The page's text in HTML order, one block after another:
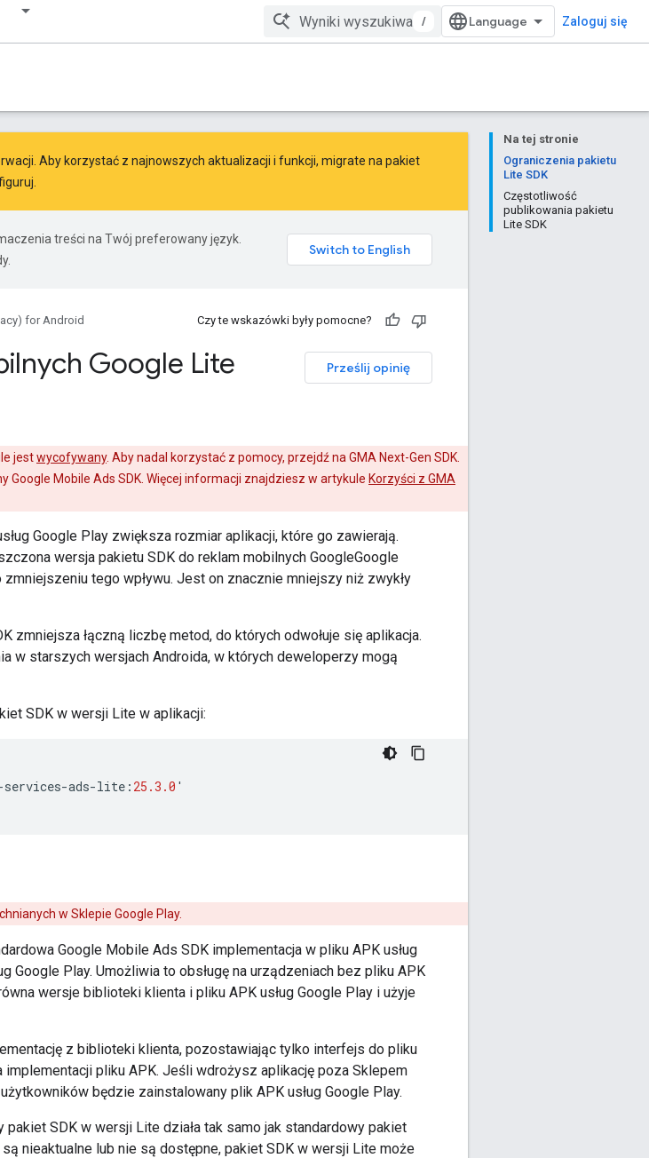
/ Zaloguj się
Na tej stronie
Ograniczenia pakietu
Lite SDK
Częstotliwość
publikowania pakietu
Lite SDK
Aby korzystać z najnowszych aktualizacji i funkcji, migrate na pakiet
treści na Twój preferowany język.
for Android Czy te wskazówki były pomocne?
Prześlij opinię
Google Lite
jestwycofywany. Aby nadal korzystać z pomocy, przejdź na GMA Next-Gen SDK
Google Mobile Ads SDK . Więcej informacji znajdziesz w artykule Korzyści z GMA
Google Play zwiększa rozmiar aplikacji, które go zawierają.
wersja pakietu SDK do reklam mobilnych GoogleGoogle
tego wpływu. Jest on znacznie mniejszy niż zwykły
zmniejsza łączną liczbę metod, do których odwołuje się aplikacja.
w starszych wersjach Androida, w których deweloperzy mogą
SDK w wersji Lite w aplikacji:
services-ads-lite : 25.3.0 '
w Sklepie Google Play.
Google Mobile Ads SDK implementacja w pliku APK usług
Google Play. Umożliwia to obsługę na urządzeniach bez pliku APK
wersje biblioteki klienta i pliku APK usług Google Play i użyje
z biblioteki klienta, pozostawiając tylko interfejs do pliku
implementacji pliku APK. Jeśli wdrożysz aplikację poza Sklepem
będzie zainstalowany plik APK usług Google Play.
SDK w wersji Lite działa tak samo jak standardowy pakiet
nieaktualne lub nie są dostępne, pakiet SDK w wersji Lite może